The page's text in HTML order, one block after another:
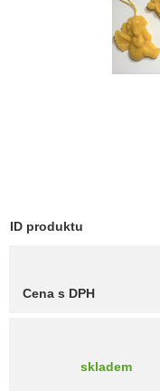
ID produktu
Cena s DPH
skladem